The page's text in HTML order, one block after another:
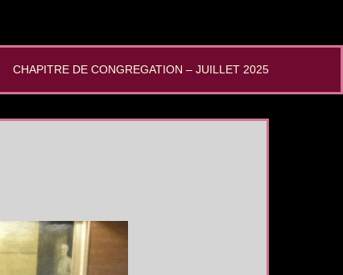
CHAPITRE DE CONGREGATION – JUILLET 2025